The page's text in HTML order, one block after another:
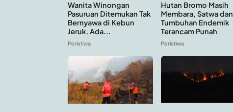
Wanita Winongan
Pasuruan Ditemukan Tak
Bernyawa di Kebun
Jeruk, Ada...
Peristiwa
Hutan Bromo Masih
Membara, Satwa dan
Tumbuhan Endemik
Terancam Punah
Peristiwa